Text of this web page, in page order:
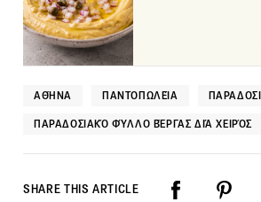
ΑΘΉΝΑ ΠΑΝΤΟΠΩΛΕΊΑ
ΠΑΡΑΔΟΣΙΑΚΌ ΦΎΛΛΟ ΒΈΡΓΑΣ ΔΙΆ ΧΕΙΡΌΣ
SHARE THIS ARTICLE